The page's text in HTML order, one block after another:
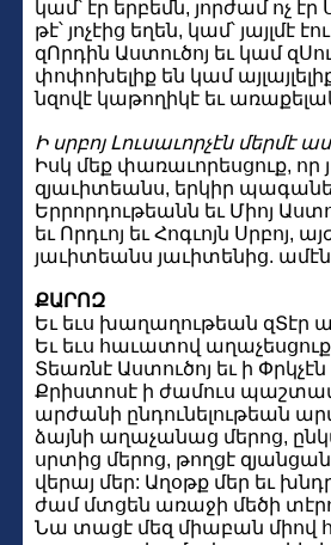
կամ՝ էր երբեմն, յորժամ ոչ
թէ՝ յոչէից եղեն, կամ՝ յայլմէ
զՈրդին Աստուծոյ եւ կամ
փոփոխելիք են կամ
նզովէ կաթողիկէ եւ
Ի սրբոյ Լուսաւորչէն մերմէ
Իսկ մեք փառաւորեսցուք, որ
զյաւիտեանս, երկիր
Երրորդութեանն եւ Միոյ
եւ Որդւոյ եւ Հոգւոյն Սրբոյ,
յաւիտեանս յաւիտենից.
ՔԱՐՈԶ
Եւ եւս խաղաղութեան զՏէր
Եւ եւս հաւատով
Տեառնէ Աստուծոյ եւ ի Փրկչէն
Քրիստոսէ ի ժամուս
արժանի ընդունելութեան
ձայնի աղաչանաց մերոց,
սրտից մերոց, թողցէ
վերայ մեր: Աղօթք մեր եւ
ժամ մտցեն առաջի մեծի
Նա տացէ մեզ միաբան միով